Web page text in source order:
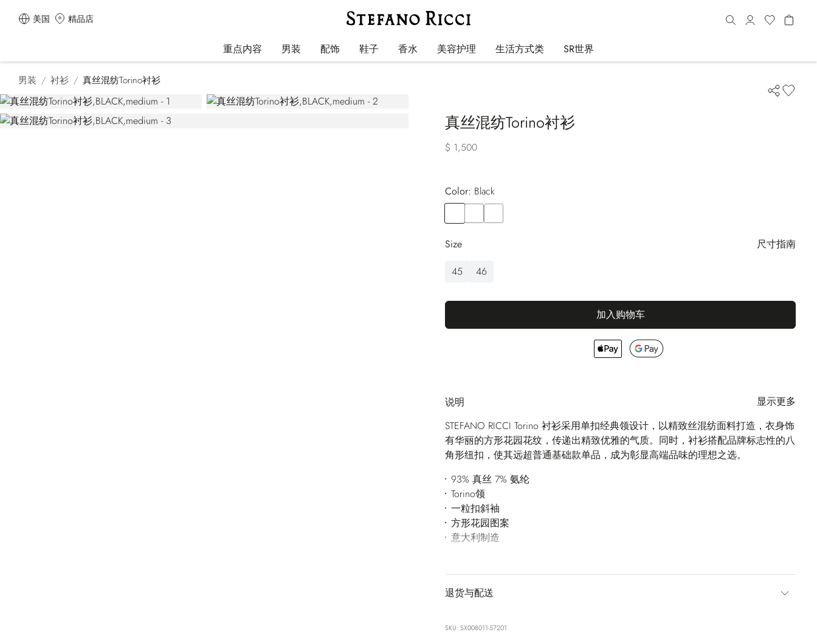
美国 精品店
重点内容 男装 配饰 鞋子 香水 美容护理 生活方式类 SR世界
男装 衬衫 真丝混纺Torino衬衫
真丝混纺Torino衬衫
$ 1,500
Color:
black
Size
尺寸指南
45
46
加入购物车
说明
显示更多
STEFANO RICCI Torino 衬衫采用单扣经典领设计，以精致丝混纺面料打造，衣身饰
有华丽的方形花园花纹，传递出精致优雅的气质。同时，衬衫搭配品牌标志性的八
角形纽扣，使其远超普通基础款单品，成为彰显高端品味的理想之选。
93% 真丝 7% 氨纶
Torino领
一粒扣斜袖
方形花园图案
意大利制造
退货与配送
SKU: SX008011-57201